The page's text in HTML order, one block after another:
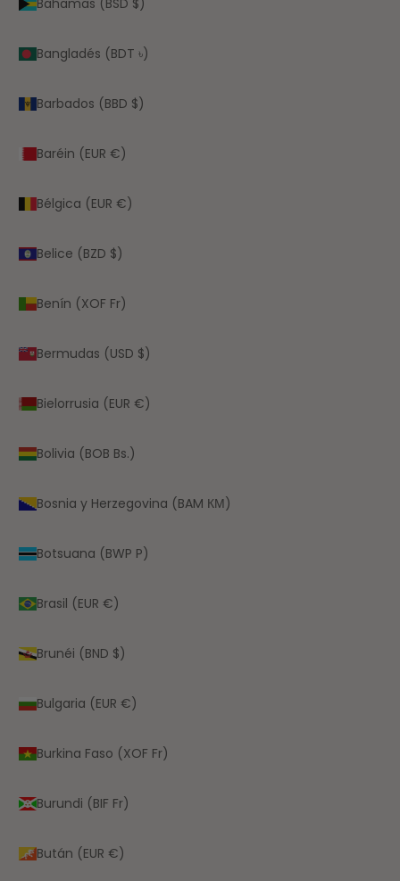
Bangladés (BDT ৳)
Barbados (BBD $)
Baréin (EUR €)
Bélgica (EUR €)
Belice (BZD $)
Benín (XOF Fr)
Bermudas (USD $)
Bielorrusia (EUR €)
Bolivia (BOB Bs.)
Bosnia y Herzegovina (BAM КМ)
Botsuana (BWP P)
Brasil (EUR €)
Brunéi (BND $)
Bulgaria (EUR €)
Burkina Faso (XOF Fr)
Burundi (BIF Fr)
Bután (EUR €)